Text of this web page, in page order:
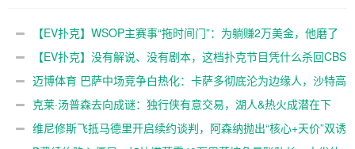
【EV扑克官网】
路！【EV扑克官网】
【EV扑克】WSOP主赛事“拖时间门”：为躺赚2万美金，他磨了
整整17分钟【EV扑克官网】
【EV扑克】没有解说、没有剧本，这档扑克节目凭什么杀回CBS
黄金档？【EV扑克官网】
迈博体育 巴萨中场竞争白热化：卡萨多彻底沦为边缘人，沙特高
薪邀约引发去留两难【EV扑克官网】
克莱·汤普森去向成谜：独行侠有意交易，湖人&热火成潜在下
家，大发体育助力你的致富之路！【EV扑克官网】
维尼修斯飞抵马德里开启续约谈判，阿森纳抛出“核心+天价”双诱